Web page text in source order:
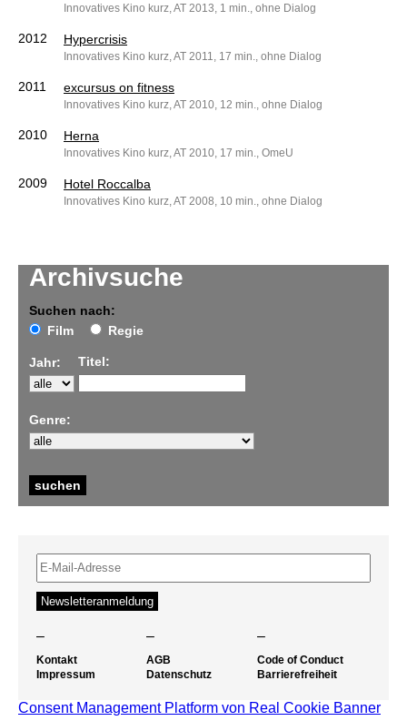
Archivsuche
Suchen nach:
Film
Regie
Jahr: Titel:
Genre:
Innovatives Kino kurz, AT 2013, 1 min., ohne Dialog
2012 Hypercrisis
Innovatives Kino kurz, AT 2011, 17 min., ohne Dialog
2011 excursus on fitness
Innovatives Kino kurz, AT 2010, 12 min., ohne Dialog
2010 Herna
Innovatives Kino kurz, AT 2010, 17 min., OmeU
2009 Hotel Roccalba
Innovatives Kino kurz, AT 2008, 10 min., ohne Dialog
– – –
Kontakt
Impressum
AGB
Datenschutz
Code of Conduct
Barrierefreiheit
Consent Management Platform von Real Cookie Banner